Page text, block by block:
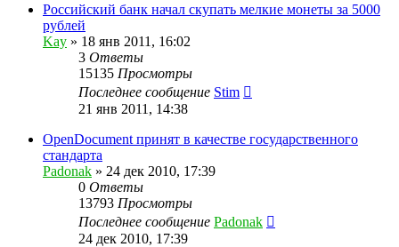
Российский банк начал скупать мелкие монеты за 5000
рублей
Kay » 18 янв 2011, 16:02
3 Ответы
15135 Просмотры
Последнее сообщение Stim
21 янв 2011, 14:38
OpenDocument принят в качестве государственного
стандарта
Padonak » 24 дек 2010, 17:39
0 Ответы
13793 Просмотры
Последнее сообщение Padonak
24 дек 2010, 17:39